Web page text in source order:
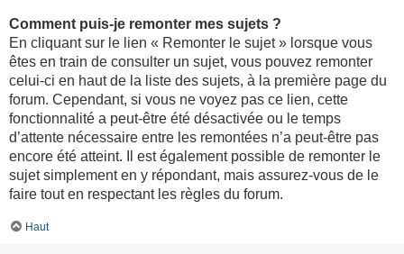
Comment puis-je remonter mes sujets ?
En cliquant sur le lien « Remonter le sujet » lorsque vous
êtes en train de consulter un sujet, vous pouvez remonter
celui-ci en haut de la liste des sujets, à la première page du
forum. Cependant, si vous ne voyez pas ce lien, cette
fonctionnalité a peut-être été désactivée ou le temps
d’attente nécessaire entre les remontées n’a peut-être pas
encore été atteint. Il est également possible de remonter le
sujet simplement en y répondant, mais assurez-vous de le
faire tout en respectant les règles du forum.
Haut